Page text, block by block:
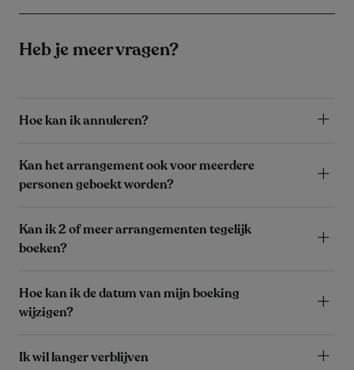
Heb je meer vragen?
Hoe kan ik annuleren?
Kan het arrangement ook voor meerdere
personen geboekt worden?
Kan ik 2 of meer arrangementen tegelijk
boeken?
Hoe kan ik de datum van mijn boeking
wijzigen?
Ik wil langer verblijven